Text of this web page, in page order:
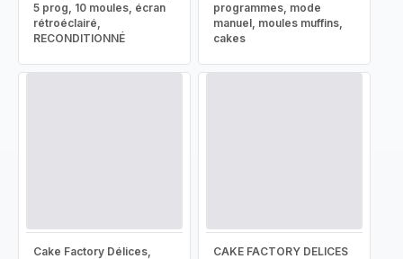
5 prog, 10 moules, écran
rétroéclairé,
RECONDITIONNÉ
programmes, mode
manuel, moules muffins,
cakes
Cake Factory Délices,
CAKE FACTORY DELICES